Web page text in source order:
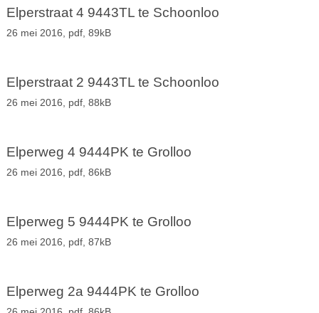
Elperstraat 4 9443TL te Schoonloo
26 mei 2016, pdf, 89kB
Elperstraat 2 9443TL te Schoonloo
26 mei 2016, pdf, 88kB
Elperweg 4 9444PK te Grolloo
26 mei 2016, pdf, 86kB
Elperweg 5 9444PK te Grolloo
26 mei 2016, pdf, 87kB
Elperweg 2a 9444PK te Grolloo